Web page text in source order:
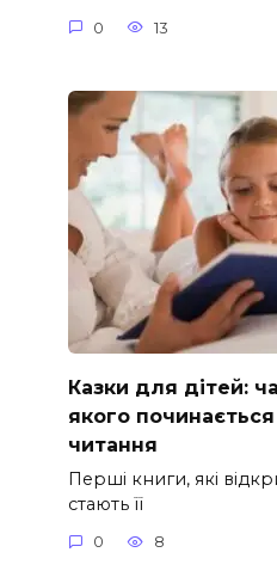
0 13
Казки для дітей:
якого
читання
Перші книги, які
стають її
0 8